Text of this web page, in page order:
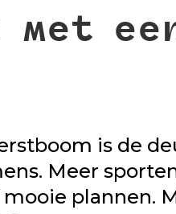
met
is de
Meer
plannen.